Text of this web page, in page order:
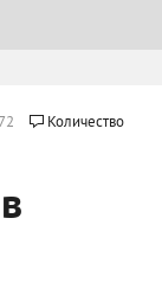
Количество